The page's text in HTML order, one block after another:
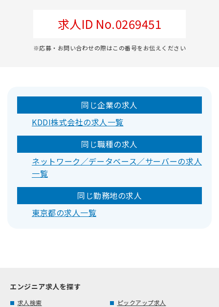
求人ID No.0269451
※応募・お問い合わせの際はこの番号をお伝えください
同じ企業の求人
KDDI株式会社の求人一覧
同じ職種の求人
ネットワーク／データベース／サーバーの求人
一覧
同じ勤務地の求人
東京都の求人一覧
エンジニア求人を探す
求人検索
ピックアップ求人